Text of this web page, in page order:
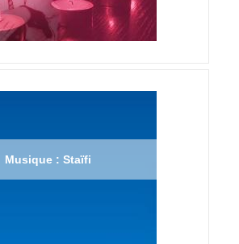
Musique : Staïfi